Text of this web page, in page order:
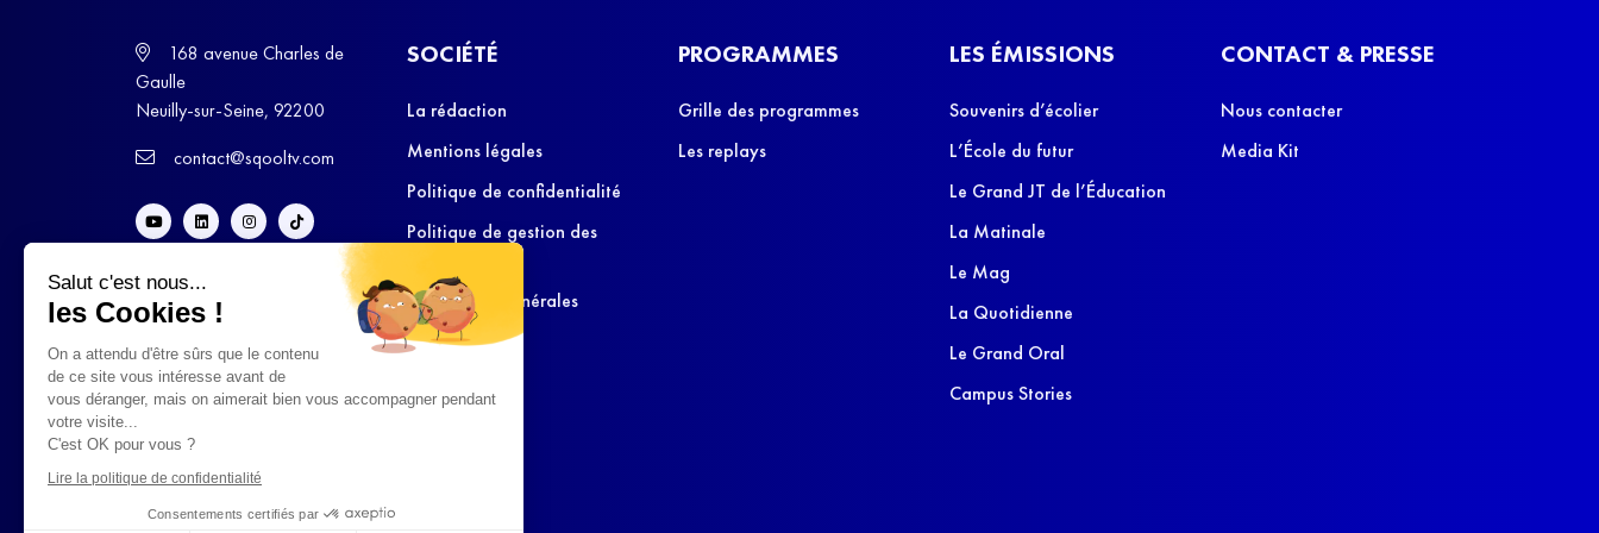
Salut c'est nous...
les Cookies !
On a attendu d'être sûrs que le contenu
de ce site vous intéresse avant de
vous déranger, mais on aimerait bien vous accompagner pendant
votre visite...
C'est OK pour vous ?
Lire la politique de confidentialité
Consentements certifiés par
168 avenue Charles de
Gaulle
Neuilly-sur-Seine, 92200
contact@sqooltv.com
SOCIÉTÉ
La rédaction
Mentions légales
Politique de confidentialité
Politique de gestion des
Conditions Générales
d’Utilisation
PROGRAMMES
Grille des programmes
Les replays
LES ÉMISSIONS
Souvenirs d’écolier
L’École du futur
Le Grand JT de l’Éducation
La Matinale
Le Mag
La Quotidienne
Le Grand Oral
Campus Stories
CONTACT & PRESSE
Nous contacter
Media Kit